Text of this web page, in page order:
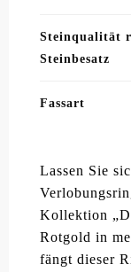
Steinqualität
Steinbesatz
Fassart
Lassen Sie
Kollektion
Rotgold in
fängt dieser